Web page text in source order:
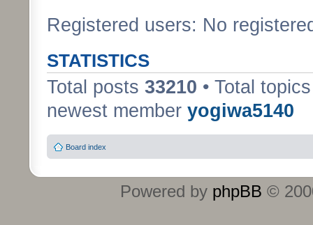
Registered users: No
STATISTICS
Total posts 33210 • Total
newest member yogiwa5140
Board index
Powered by phpBB ©